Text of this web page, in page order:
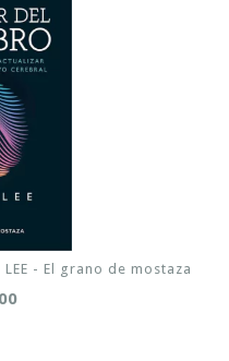
LEE - El grano de mostaza